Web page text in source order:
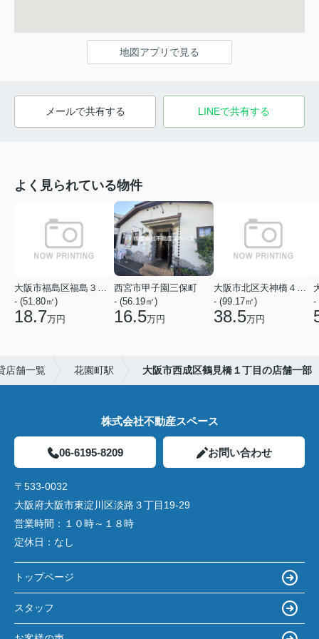
地図アプリで見る
メールで共有する LINEで共有する
よく見られている物件
- (51.80㎡)
18.7万円
西宮市甲子園三保町
- (56.19㎡)
16.5万円
- (99.17㎡)
38.5万円
-
店舗一覧 花園町駅 大阪市西成区鶴見橋１丁目の店舗一部
株式会社不動産スペース
06-6195-8209 お問い合わせ
〒533-0032
大阪府大阪市東淀川区淡路３丁目19-29
営業時間： １０時～１８時
定休日： なし
トップページ
スタッフ